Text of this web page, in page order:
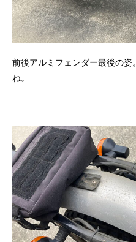
前後アルミフェンダー最後の
ね。